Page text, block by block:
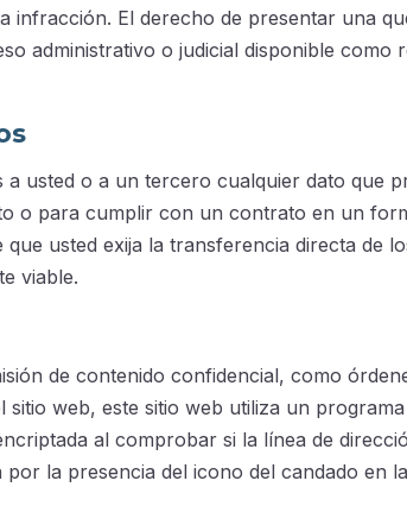
El derecho de presentar una
administrativo o judicial disponible como
usted o a un tercero cualquier dato que
o para cumplir con un contrato en un
usted exija la transferencia directa de
viable.
de contenido confidencial, como
web, este sitio web utiliza un
al comprobar si la línea de
la presencia del icono del candado en